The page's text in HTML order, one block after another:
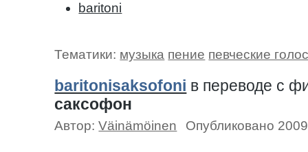
baritoni
Тематики: музыка пение певческие
baritonisaksofoni в переводе c
саксофон
Автор:Väinämöinen Опубликовано